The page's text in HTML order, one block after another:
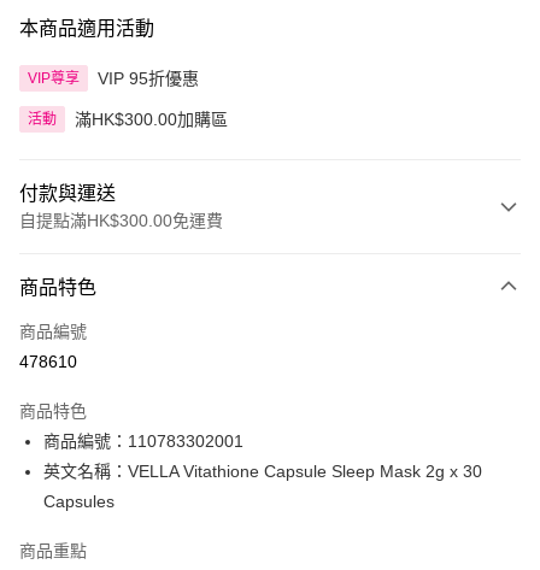
本商品適用活動
VIP尊享 VIP 95折優惠
活動 滿HK$300.00加購區
付款與運送
自提點滿HK$300.00免運費
信用卡
Apple Pay
PayMe
WeChat Pay
商品特色
商品編號
478610
商品特色
商品編號：110783302001
英文名稱：VELLA Vitathione Capsule Sleep Mask 2g x 30
Capsules
商品重點